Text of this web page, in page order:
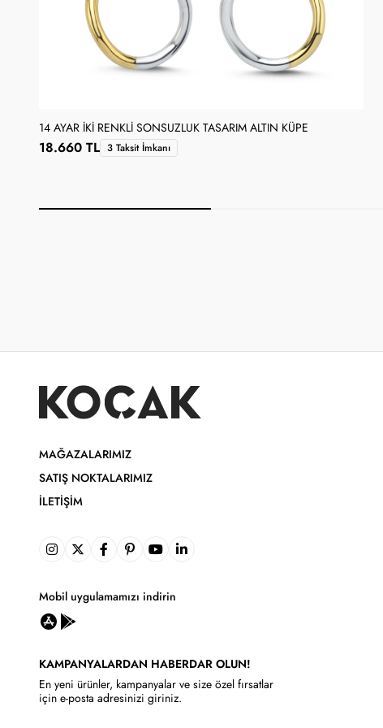
14 AYAR İKI RENKLI SONSUZLUK TASARIM ALTIN KÜPE
18.660 TL 3 Taksit İmkanı
MAĞAZALARIMIZ
SATIŞ NOKTALARIMIZ
İLETIŞIM
Mobil uygulamamızı indirin
KAMPANYALARDAN HABERDAR OLUN!
En yeni ürünler, kampanyalar ve size özel fırsatlar
için e-posta adresinizi giriniz.